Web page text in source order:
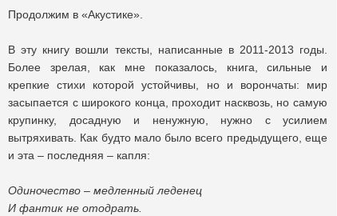
Продолжим в «Акустике».
В эту книгу вошли тексты, написанные в 2011-2013 годы.
Более зрелая, как мне показалось, книга, сильные и
крепкие стихи которой устойчивы, но и ворончаты: мир
засыпается с широкого конца, проходит насквозь, но самую
крупинку, досадную и ненужную, нужно с усилием
вытряхивать. Как будто мало было всего предыдущего, еще
и эта – последняя – капля:
Одиночество – медленный леденец
И фантик не отодрать.